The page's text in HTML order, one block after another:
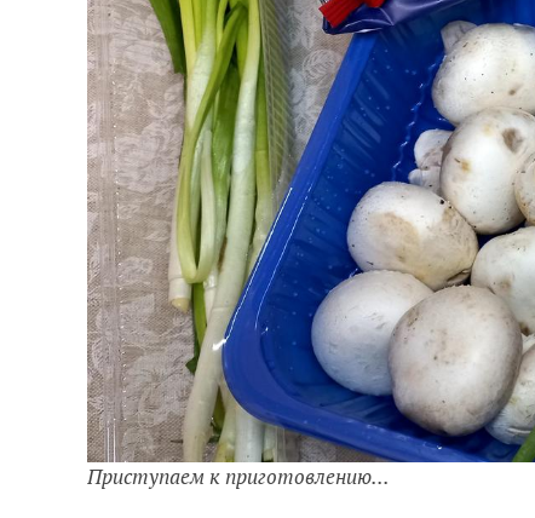
Приступаем к приготовлению...